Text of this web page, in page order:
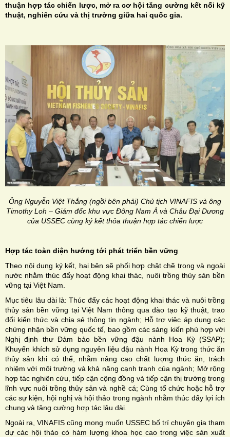
thuận hợp tác chiến lược, mở ra cơ hội tăng cường kết nối kỹ
thuật, nghiên cứu và thị trường giữa hai quốc gia.
Ông Nguyễn Việt Thắng (ngồi bên phải) Chủ tịch VINAFIS và ông
Timothy Loh – Giám đốc khu vực Đông Nam Á và Châu Đại Dương
của USSEC cùng ký kết thỏa thuận hợp tác chiến lược
Hợp tác toàn diện hướng tới phát triển bền vững
Theo nội dung ký kết, hai bên sẽ phối hợp chặt chẽ trong và ngoài
nước nhằm thúc đẩy hoạt động khai thác, nuôi trồng thủy sản bền
vững tại Việt Nam.
Mục tiêu lâu dài là: Thúc đẩy các hoạt động khai thác và nuôi trồng
thủy sản bền vững tại Việt Nam thông qua đào tạo kỹ thuật, trao
đổi kiến ​​thức và chia sẻ thông tin ngành; Hỗ trợ việc áp dụng các
chứng nhận bền vững quốc tế, bao gồm các sáng kiến ​​phù hợp với
Nghị định thư Đảm bảo bền vững đậu nành Hoa Kỳ (SSAP);
Khuyến khích sử dụng nguyên liệu đậu nành Hoa Kỳ trong thức ăn
thủy sản khi có thể, nhằm nâng cao chất lượng thức ăn, trách
nhiệm với môi trường và khả năng cạnh tranh của ngành; Mở rộng
hợp tác nghiên cứu, tiếp cận cộng đồng và tiếp cận thị trường trong
lĩnh vực nuôi trồng thủy sản và nghề cá; Cùng tổ chức hoặc hỗ trợ
các sự kiện, hội nghị và hội thảo trong ngành nhằm thúc đẩy lợi ích
chung và tăng cường hợp tác lâu dài.
Ngoài ra, VINAFIS cũng mong muốn USSEC bố trí chuyên gia tham
dự các hội thảo có hàm lượng khoa học cao trong việc sản xuất